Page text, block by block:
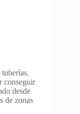
conseguir
desde
de zonas